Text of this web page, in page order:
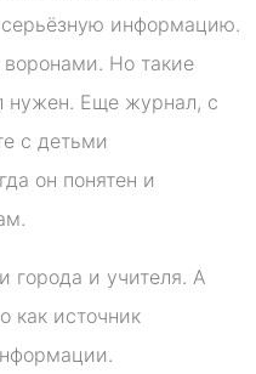
информацию.
Но такие
нужен. Еще журнал, с
с детьми
он понятен и
и учителя. А
как источник